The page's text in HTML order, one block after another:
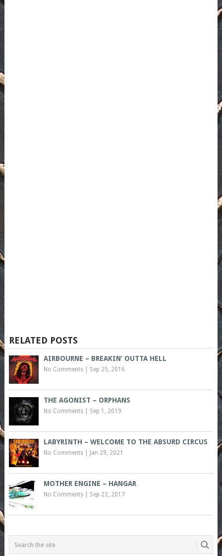
RELATED POSTS
AIRBOURNE – BREAKIN’ OUTTA HELL
No Comments| Sep 25, 2016
THE AGONIST – ORPHANS
No Comments| Sep 1, 2019
LABYRINTH – WELCOME TO THE ABSURD CIRCUS
No Comments| Jan 29, 2021
MOTHER ENGINE – HANGAR
No Comments| Sep 22, 2017